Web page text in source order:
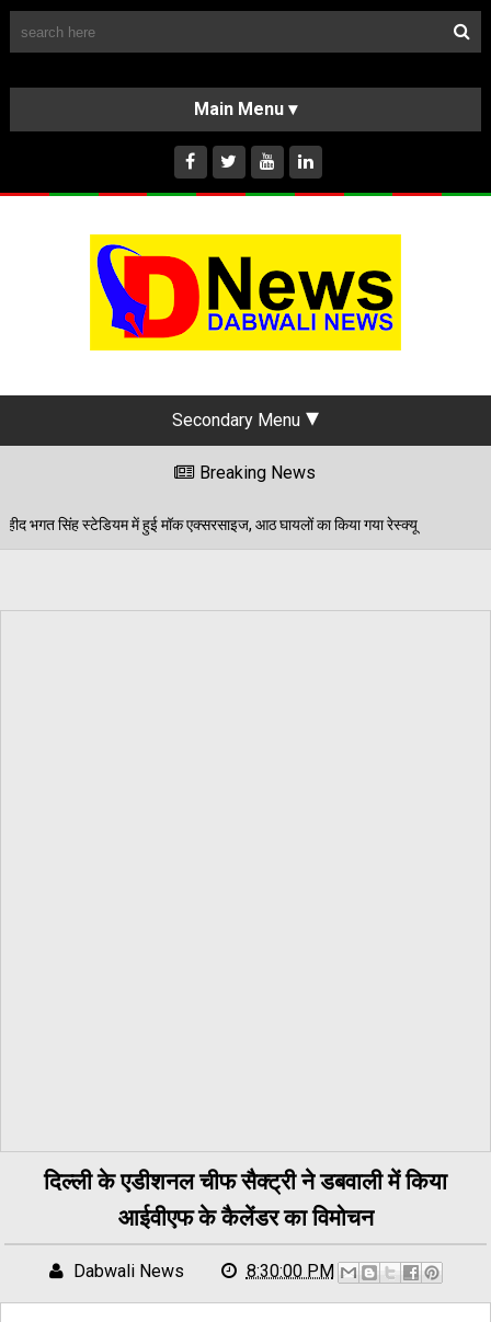
HOME
ABOUT US
INSTAGRAM
Secondary Menu
Breaking News
आठ घायलों का किया गया रेस्क्यू 06/08/2026
दिल्ली के एडीशनल चीफ सैक्ट्री ने डबवाली में किया
आईवीएफ के कैलेंडर का विमोचन
Dabwali News 8:30:00 PM